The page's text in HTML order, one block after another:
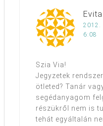
Evita
2012.
6:08
Szia Via!
Jegyzetek
ötleted? Tanár
segédanyagom
részükről nem is
tehát egyáltalán